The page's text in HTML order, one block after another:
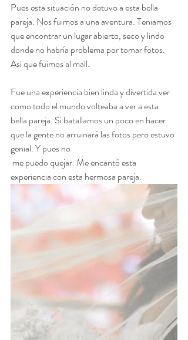
Pues esta situación no detuvo a esta bella
pareja. Nos fuimos a una aventura. Teniamos
que encontrar un lugar abierto, seco y lindo
donde no habría problema por tomar fotos.
Asi que fuimos al mall.
Fue una experiencia bien linda y divertida ver
como todo el mundo volteaba a ver a esta
bella pareja. Si batallamos un poco en hacer
que la gente no arruinará las fotos pero estuvo
genial. Y pues no
experiencia con esta hermosa pareja.